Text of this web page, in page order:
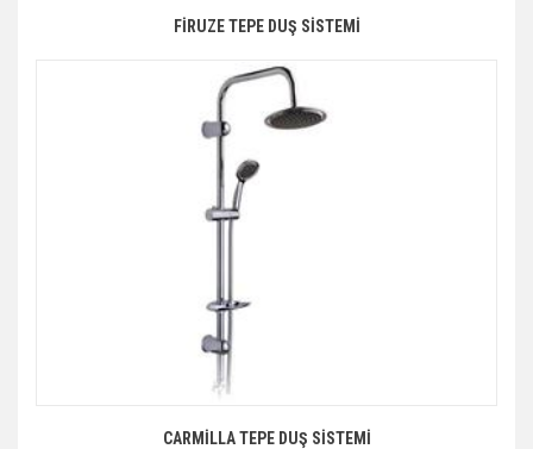
FİRUZE TEPE DUŞ SİSTEMİ
CARMİLLA TEPE DUŞ SİSTEMİ